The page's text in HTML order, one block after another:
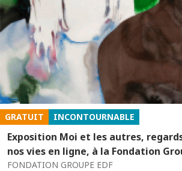
GRATUIT INCONTOURNABLE
Exposition Moi et les autres,
nos vies en ligne, à la Fondation
FONDATION GROUPE EDF